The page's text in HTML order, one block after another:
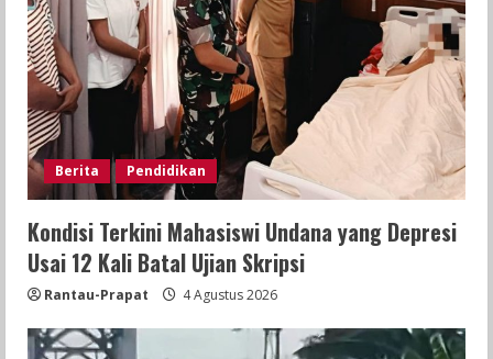
Berita Pendidikan
Kondisi Terkini Mahasiswi Undana yang Depresi
Usai 12 Kali Batal Ujian Skripsi
Rantau-Prapat 4 Agustus 2026